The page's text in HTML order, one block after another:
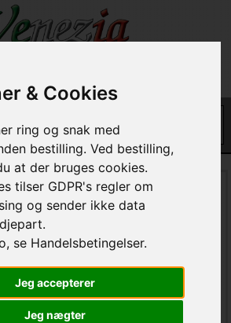
& Cookies
ring og snak med
bestilling. Ved bestilling,
at der bruges cookies.
tilser GDPR's regler om
og sender ikke data
se Handelsbetingelser.
Jeg accepterer
Jeg nægter